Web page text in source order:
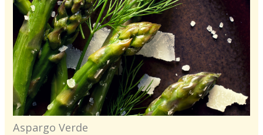
Aspargo Verde